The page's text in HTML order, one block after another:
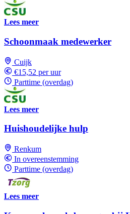
Lees meer
Schoonmaak medewerker
Cuijk
€15,52 per uur
Parttime (overdag)
Lees meer
Huishoudelijke hulp
Renkum
In overeenstemming
Parttime (overdag)
Lees meer